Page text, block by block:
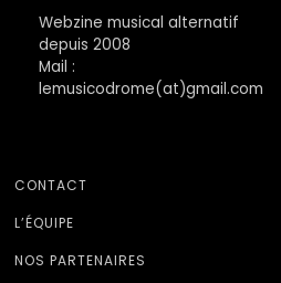
Webzine musical alternatif
depuis 2008
Mail :
lemusicodrome(at)gmail.com
CONTACT
L’ÉQUIPE
NOS PARTENAIRES